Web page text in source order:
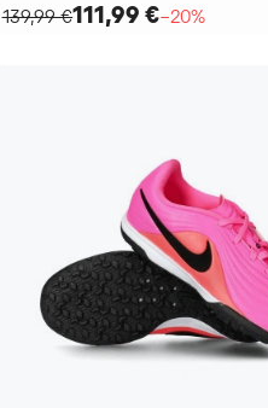
139,99 €111,99 €−20%